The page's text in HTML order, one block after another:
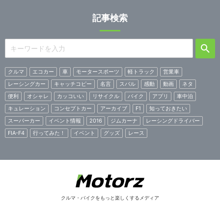
記事検索
クルマ エコカー 車 モータースポーツ 軽トラック
営業車
レーシングカー
キャッチコピー 名言 スバル 感動 動画
ネタ
便利
オシャレ カッコいい リサイクル バイク アプリ
車中泊
キュレーション
コンセプトカー アーカイブ F1
知っておきたい
スーパーカー
イベント情報 2016 ジムカーナ
レーシングドライバー
FIA-F4
行ってみた！ イベント グッズ レース
クルマ・バイクをもっと楽しくするメディア